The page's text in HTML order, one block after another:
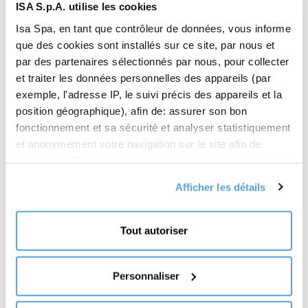
ISA S.p.A. utilise les cookies
Isa Spa, en tant que contrôleur de données, vous informe
que des cookies sont installés sur ce site, par nous et
par des partenaires sélectionnés par nous, pour collecter
et traiter les données personnelles des appareils (par
exemple, l'adresse IP, le suivi précis des appareils et la
position géographique), afin de: assurer son bon
fonctionnement et sa sécurité et analyser statistiquement
et anonymement votre navigation sur le site afin de
fonction de vos centres d'intérêt, des préférences que
vous avez exprimées et de votre localisation (Offres
commerciales personnalisées) ; partager des
hébergé sur les réseaux sociaux sur notre site (médias
sociaux et partage de contenu). Votre consentement
n'est pas requis pour l'installation de cookies techniques
Afficher les détails
Tout autoriser
Personnaliser